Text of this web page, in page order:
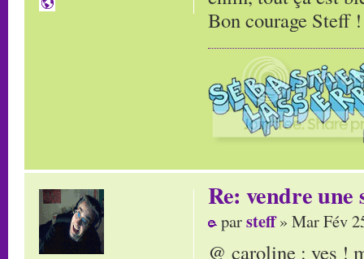
Bon courage Steff
Re: vendre une
parsteff» Mar Fév
@ caroline : yes !